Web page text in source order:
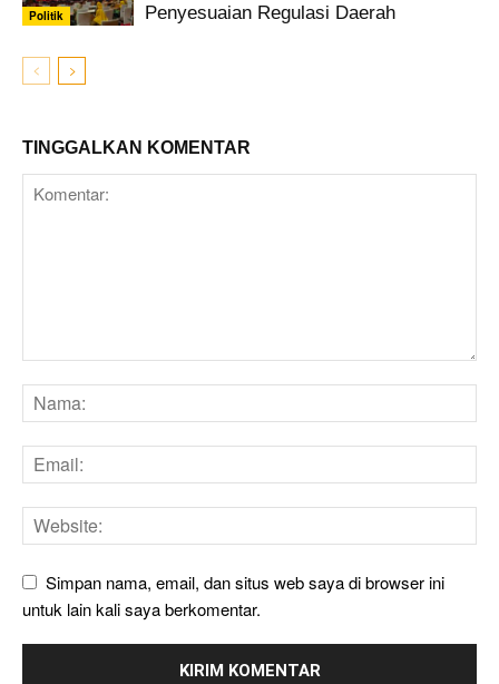
Politik
Penyesuaian Regulasi Daerah
TINGGALKAN KOMENTAR
Simpan nama, email, dan situs web saya di browser ini
untuk lain kali saya berkomentar.